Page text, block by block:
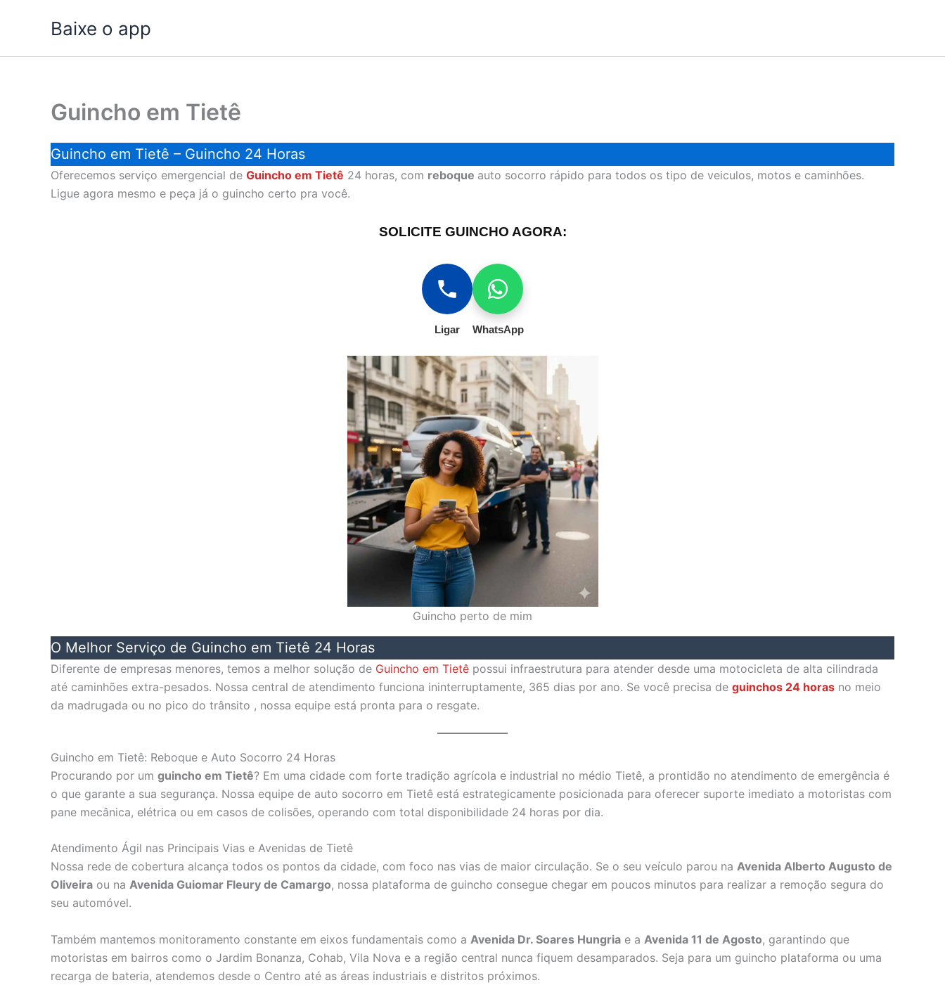
Baixe o app
Guincho em Tietê
Guincho em Tietê – Guincho 24 Horas
Oferecemos serviço emergencial de Guincho em Tietê 24 horas, com reboque auto socorro rápido para todos os tipo de veiculos, motos e caminhões.
Ligue agora mesmo e peça já o guincho certo pra você.
SOLICITE GUINCHO AGORA:
Ligar WhatsApp
Guincho perto de mim
O Melhor Serviço de Guincho em Tietê 24 Horas
Diferente de empresas menores, temos a melhor solução de Guincho em Tietê possui infraestrutura para atender desde uma motocicleta de alta cilindrada
até caminhões extra-pesados. Nossa central de atendimento funciona ininterruptamente, 365 dias por ano. Se você precisa de guinchos 24 horas no meio
da madrugada ou no pico do trânsito , nossa equipe está pronta para o resgate.
Guincho em Tietê: Reboque e Auto Socorro 24 Horas
Procurando por um guincho em Tietê? Em uma cidade com forte tradição agrícola e industrial no médio Tietê, a prontidão no atendimento de emergência é
o que garante a sua segurança. Nossa equipe de auto socorro em Tietê está estrategicamente posicionada para oferecer suporte imediato a motoristas com
pane mecânica, elétrica ou em casos de colisões, operando com total disponibilidade 24 horas por dia.
Atendimento Ágil nas Principais Vias e Avenidas de Tietê
Nossa rede de cobertura alcança todos os pontos da cidade, com foco nas vias de maior circulação. Se o seu veículo parou na Avenida Alberto Augusto de
Oliveira ou na Avenida Guiomar Fleury de Camargo, nossa plataforma de guincho consegue chegar em poucos minutos para realizar a remoção segura do
seu automóvel.
Também mantemos monitoramento constante em eixos fundamentais como a Avenida Dr. Soares Hungria e a Avenida 11 de Agosto, garantindo que
motoristas em bairros como o Jardim Bonanza, Cohab, Vila Nova e a região central nunca fiquem desamparados. Seja para um guincho plataforma ou uma
recarga de bateria, atendemos desde o Centro até as áreas industriais e distritos próximos.